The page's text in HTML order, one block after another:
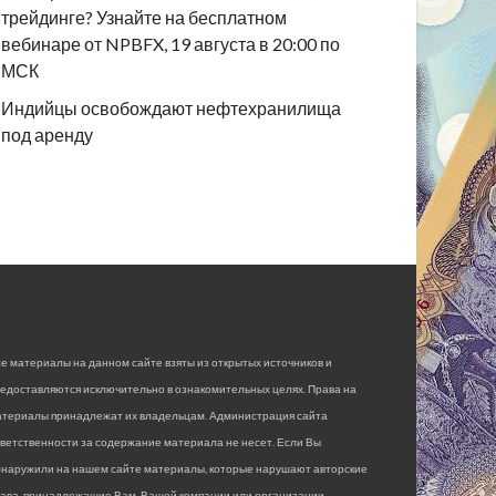
трейдинге? Узнайте на бесплатном
вебинаре от NPBFX, 19 августа в 20:00 по
МСК
Индийцы освобождают нефтехранилища
под аренду
материалы на данном сайте взяты из открытых источников и
исключительно в ознакомительных целях. Права на
принадлежат их владельцам. Администрация сайта
за содержание материала не несет. Если Вы
на нашем сайте материалы, которые нарушают авторские